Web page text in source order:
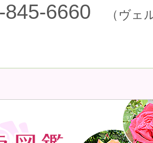
845-6660
（ヴェ